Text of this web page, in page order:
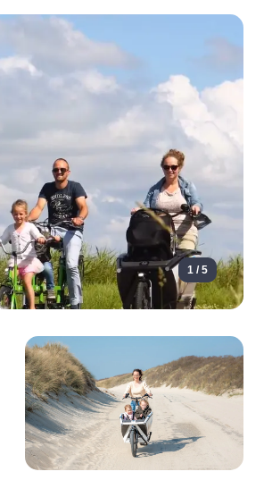
1 / 5